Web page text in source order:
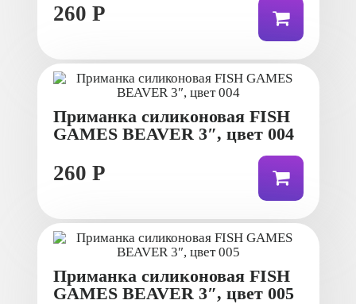
260 Р
Приманка силиконовая FISH
GAMES BEAVER 3″, цвет 004
260 Р
Приманка силиконовая FISH
GAMES BEAVER 3″, цвет 005